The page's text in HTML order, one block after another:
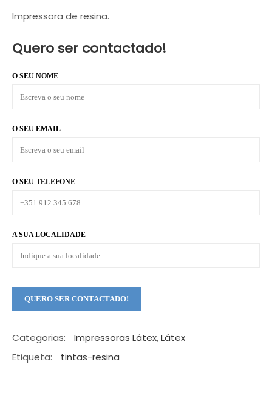
Impressora de resina.
Quero ser contactado!
O SEU NOME
O SEU EMAIL
O SEU TELEFONE
A SUA LOCALIDADE
Categorias: Impressoras Látex,Látex
Etiqueta:
tintas-resina